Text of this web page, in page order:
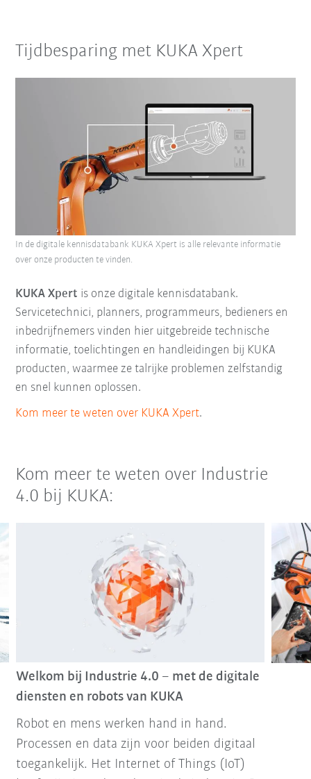
Tijdbesparing met KUKA Xpert
KUKA Xpert is onze digitale kennisdatabank.
Servicetechnici, planners, programmeurs, bedieners en
inbedrijfnemers vinden hier uitgebreide technische
informatie, toelichtingen en handleidingen bij KUKA
producten, waarmee ze talrijke problemen zelfstandig
en snel kunnen oplossen.
Kom meer te weten over KUKA Xpert.
In de digitale kennisdatabank KUKA Xpert is alle relevante informatie
over onze producten te vinden.
Kom meer te weten over Industrie
4.0 bij KUKA:
Welkom bij Industrie 4.0 – met de digitale
diensten en robots van KUKA
Robot en mens werken hand in hand.
Processen en data zijn voor beiden digitaal
toegankelijk. Het Internet of Things (IoT)